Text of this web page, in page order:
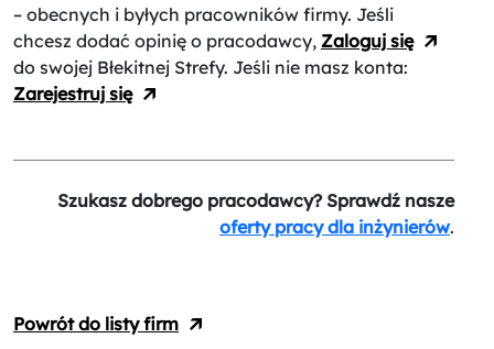
– obecnych i byłych pracowników firmy. Jeśli
chcesz dodać opinię o pracodawcy, Zaloguj się
do swojej Błekitnej Strefy. Jeśli nie masz konta:
Zarejestruj się
Szukasz dobrego pracodawcy? Sprawdź nasze
oferty pracy dla inżynierów.
Powrót do listy firm